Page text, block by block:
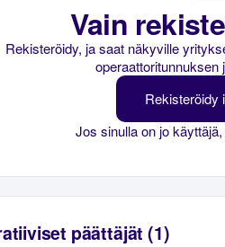
Vain
Rekisteröidy, ja saat näkyville
operaattoritunnuksen
Rekisteröidy
Jos sinulla on jo
päättäjät (1)